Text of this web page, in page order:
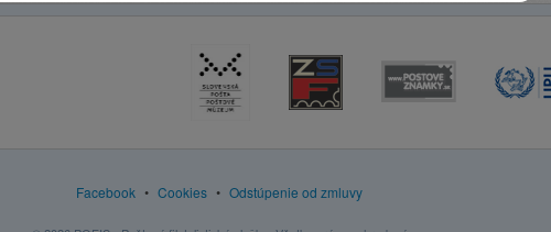
Facebook • Cookies • Odstúpenie od zmluvy